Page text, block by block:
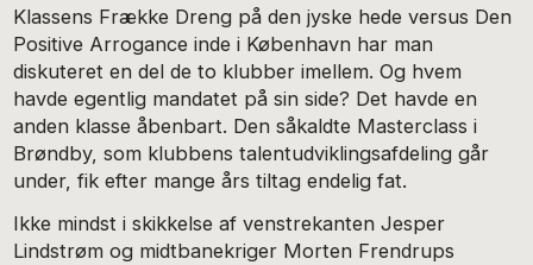
Klassens Frække Dreng på den jyske hede versus Den
Positive Arrogance inde i København har man
diskuteret en del de to klubber imellem. Og hvem
havde egentlig mandatet på sin side? Det havde en
anden klasse åbenbart. Den såkaldte Masterclass i
Brøndby, som klubbens talentudviklingsafdeling går
under, fik efter mange års tiltag endelig fat.
Ikke mindst i skikkelse af venstrekanten Jesper
Lindstrøm og midtbanekriger Morten Frendrups